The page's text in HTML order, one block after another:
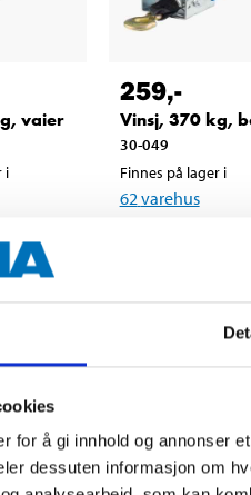
for å gi innhold og annonser
dessuten informasjon om
vaier
i
259,-
Vinsj, 370 kg,
30-049
Finnes på lager i
62varehus